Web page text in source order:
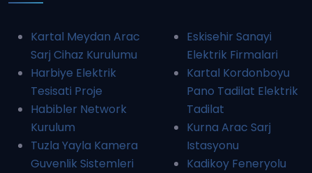
Kartal Meydan Arac
Sarj Cihaz Kurulumu
Harbiye Elektrik
Tesisati Proje
Habibler Network
Kurulum
Tuzla Yayla Kamera
Guvenlik Sistemleri
Eskisehir Sanayi
Elektrik Firmalari
Kartal Kordonboyu
Pano Tadilat Elektrik
Tadilat
Kurna Arac Sarj
Istasyonu
Kadikoy Feneryolu